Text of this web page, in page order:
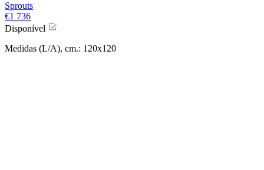
Sprouts
€1 736
Disponível
Medidas (L/A), cm.: 120x120